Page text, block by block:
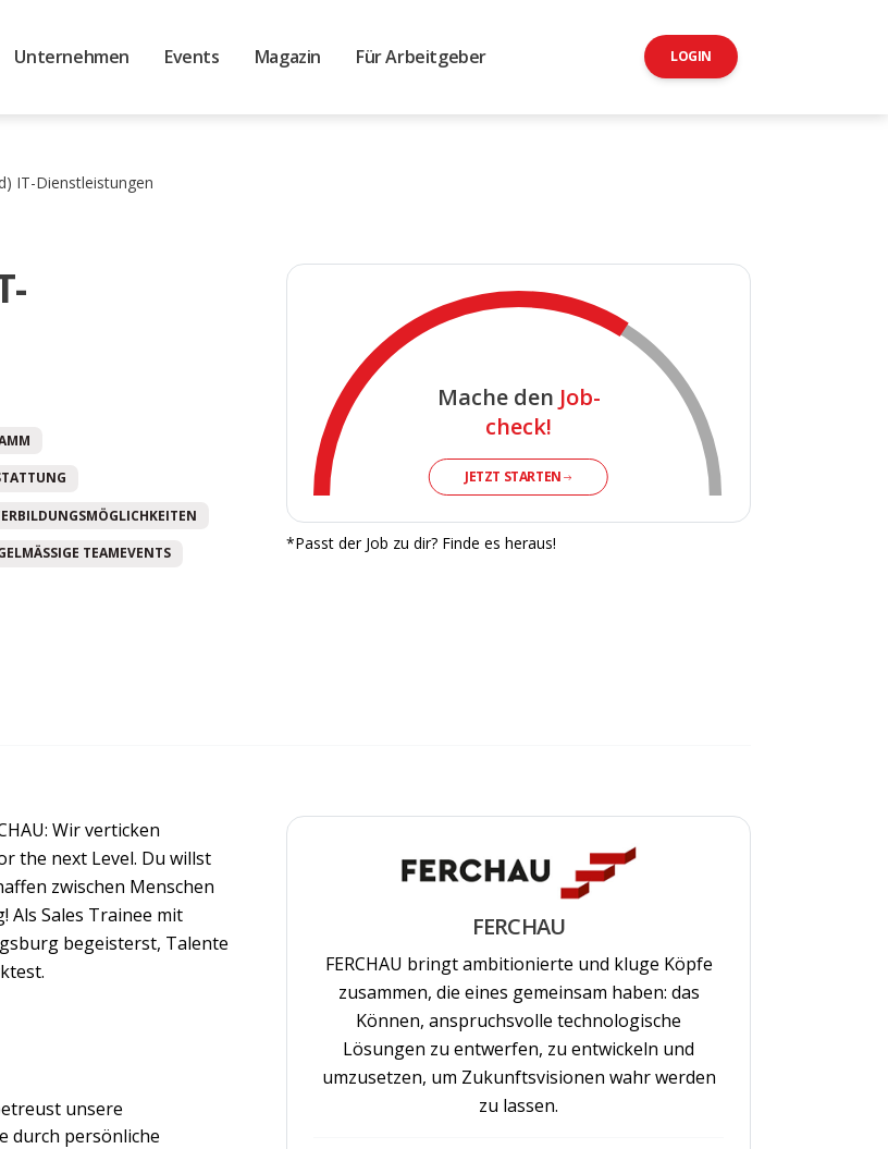
Unternehmen Events Magazin Für Arbeitgeber LOGIN
IT-Dienstleistungen
TEAMEVENTS
Mache den Job-
check!
JETZT STARTEN
*Passt der Job zu dir? Finde es heraus!
Wir verticken
the next Level. Du willst
zwischen Menschen
Als Sales Trainee mit
begeisterst, Talente
unsere
durch persönliche
FERCHAU
FERCHAU bringt ambitionierte und kluge Köpfe
zusammen, die eines gemeinsam haben: das
Können, anspruchsvolle technologische
Lösungen zu entwerfen, zu entwickeln und
umzusetzen, um Zukunftsvisionen wahr werden
zu lassen.